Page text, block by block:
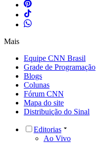
Mais
Equipe CNN Brasil
Grade de Programação
Blogs
Colunas
Fórum CNN
Mapa do site
Distribuição do Sinal
Editorias
Ao Vivo